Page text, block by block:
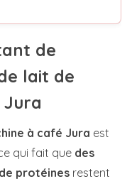
de
lait de
à café Jura est
qui fait que des
protéines restent